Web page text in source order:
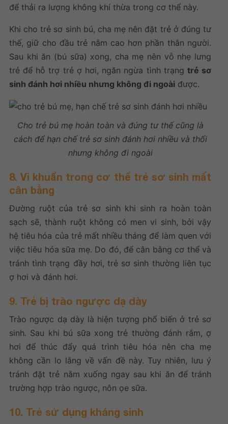
để thải ra lượng không khí thừa trong cơ thể này.
Khi cho trẻ sơ sinh bú, cha mẹ nên đặt trẻ ở đúng tư
thế, giữ cho đầu trẻ nằm cao hơn phần thân người.
Sau khi ăn (bú sữa) xong, cha mẹ nên vỗ nhẹ lưng
trẻ để hỗ trợ trẻ ợ hơi, ngăn ngừa tình trạng trẻ sơ
sinh đánh hơi nhiều nhưng không đi ngoài được.
Cho trẻ bú mẹ hoàn toàn và đúng tư thế cũng là
cách để hạn chế trẻ sơ sinh đánh hơi nhiều và thối
nhưng không đi ngoài
8. Vi khuẩn trong cơ thể trẻ sơ sinh mất
cân bằng
Đường ruột của trẻ sơ sinh khi sinh ra hoàn toàn
sạch sẽ, thành ruột không có men vi sinh, bởi vậy
hệ tiêu hóa của trẻ mất nhiều tháng để làm quen với
việc tiêu hóa sữa mẹ. Do đó, để cân bằng cơ thể và
tránh tình trạng đầy hơi, trẻ sơ sinh thường liên tục
ợ hơi và đánh hơi.
9. Trẻ bị trào ngược dạ dày
Trào ngược dạ dày là hiện tượng phổ biến ở trẻ sơ
sinh. Sau khi bú sữa xong trẻ thường đánh rắm, ợ
hơi để thúc đẩy quá trình tiêu hóa nên cha mẹ
không cần lo lắng về vấn đề này. Tuy nhiên, lưu ý
tránh đặt trẻ nằm xuống ngay sau khi ăn để tránh
trường hợp trào ngược, nôn ọe sữa.
10. Trẻ sử dụng kháng sinh